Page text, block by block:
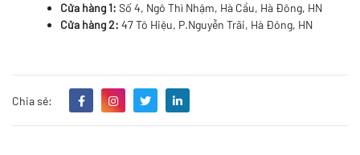
Cửa hàng 1: Số 4, Ngô Thì Nhậm, Hà Cầu, Hà Đông, HN
Cửa hàng 2: 47 Tô Hiệu, P.Nguyễn Trãi, Hà Đông, HN
Chia sẻ: